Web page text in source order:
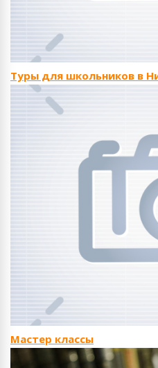
Туры для школьников в
Мастер классы